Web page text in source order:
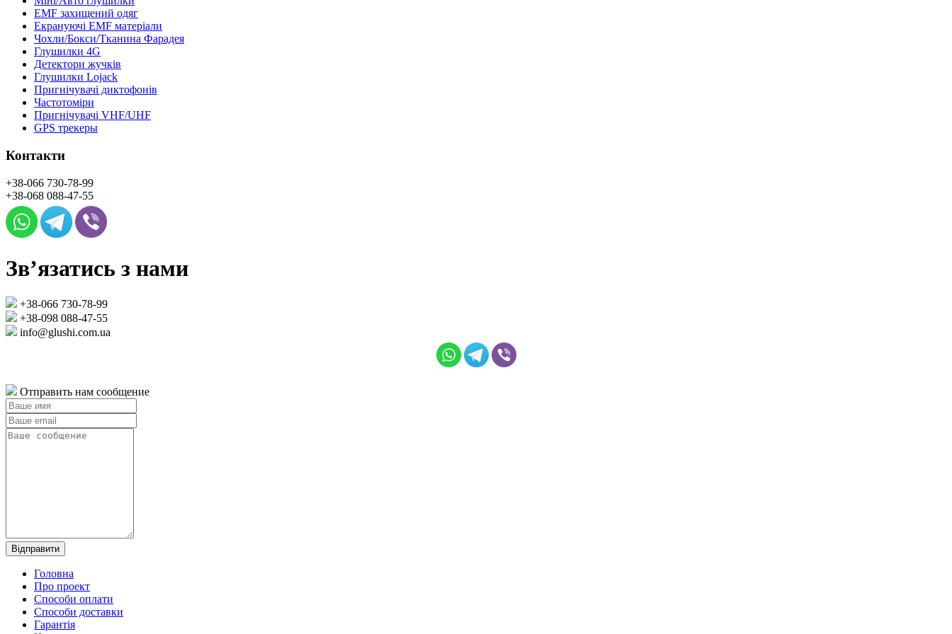
EMF захищений одяг
Екрануючі EMF матеріали
Чохли/Бокси/Тканина Фарадея
Глушилки 4G
Детектори жучків
Глушилки Lojack
Пригнічувачі диктофонів
Частотоміри
Пригнічувачі VHF/UHF
GPS трекеры
Контакти
+38-066 730-78-99
+38-068 088-47-55
Зв’язатись з нами
+38-066 730-78-99
+38-098 088-47-55
info@glushi.com.ua
Отправить нам сообщение
Головна
Про проект
Способи оплати
Способи доставки
Гарантiя